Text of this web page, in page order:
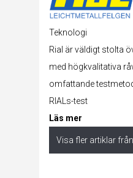
Teknologi
Rial är väldigt stolta
med högkvalitativa
omfattande
RIALs-test
Läs mer
Visa fler artiklar